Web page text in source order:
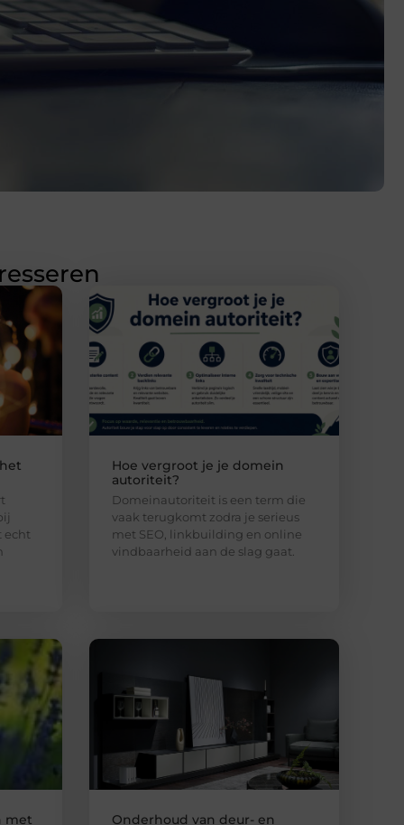
echt
Hoe vergroot je je domein
autoriteit?
Domeinautoriteit is een term die
vaak terugkomt zodra je serieus
met SEO, linkbuilding en online
vindbaarheid aan de slag gaat.
met Onderhoud van deur- en